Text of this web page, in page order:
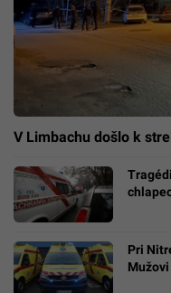
V Limbachu došlo k
Pri